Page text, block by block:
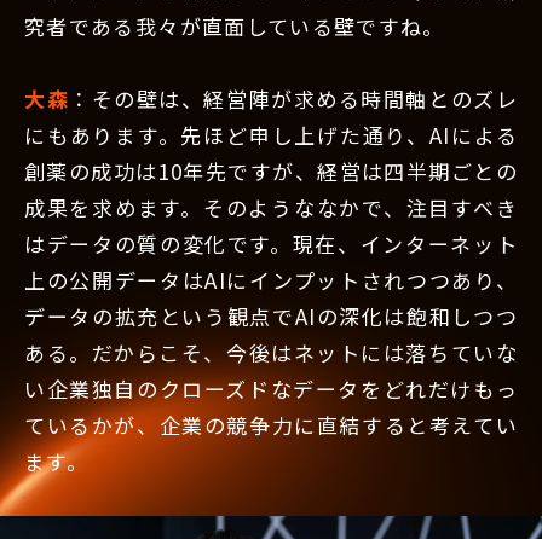
究者である我々が直面している壁ですね。
大森 ：その壁は、経営陣が求める時間軸とのズレ
にもあります。先ほど申し上げた通り、AIによる
創薬の成功は10年先ですが、経営は四半期ごとの
成果を求めます。そのようななかで、注目すべき
はデータの質の変化です。現在、インターネット
上の公開データはAIにインプットされつつあり、
データの拡充という観点でAIの深化は飽和しつつ
ある。だからこそ、今後はネットには落ちていな
い企業独自のクローズドなデータをどれだけもっ
ているかが、企業の競争力に直結すると考えてい
ます。